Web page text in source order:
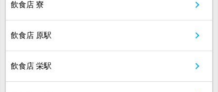
飲食店 寮
飲食店 原駅
飲食店 栄駅